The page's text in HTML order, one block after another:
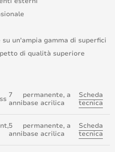
un'ampia gamma di superfici
di qualità superiore
7
anni
permanente, a
base acrilica
Scheda
tecnica
5
anni
permanente, a
base acrilica
Scheda
tecnica